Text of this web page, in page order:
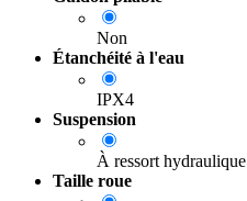
Non
Étanchéité à l'eau
IPX4
Suspension
À ressort hydraulique
Taille roue